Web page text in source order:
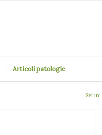
Articoli patologie
Sei in: